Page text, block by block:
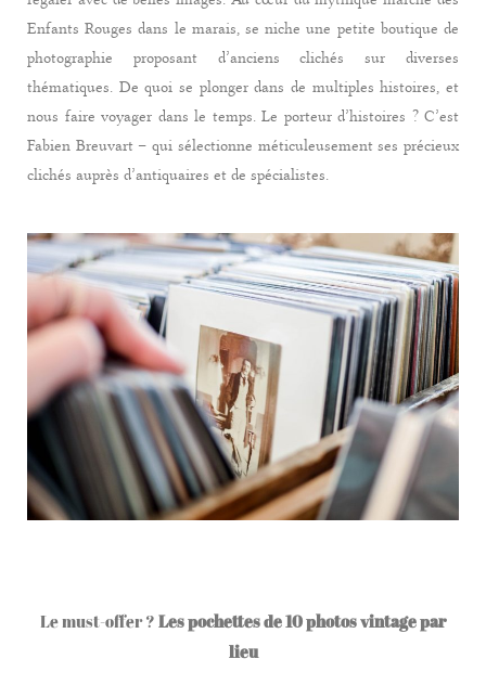
Enfants Rouges dans le marais, se niche une petite boutique de
photographie proposant d’anciens clichés sur diverses
thématiques. De quoi se plonger dans de multiples histoires, et
nous faire voyager dans le temps. Le porteur d’histoires ? C’est
Fabien Breuvart – qui sélectionne méticuleusement ses précieux
clichés auprès d’antiquaires et de spécialistes.
Le must-offer ? Les pochettes de 10 photos vintage par
lieu